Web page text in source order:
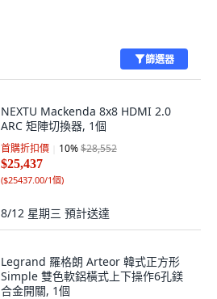
篩選器
NEXTU Mackenda 8x8 HDMI 2.0
ARC 矩陣切換器, 1個
首購折扣價 10%$28,552
$25,437
($25437.00/1個)
8/12 星期三 預計送達
Legrand 羅格朗 Arteor 韓式正方形
Simple 雙色軟鋁橫式上下操作6孔鎂
合金開關, 1個